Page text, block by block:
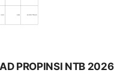
PROPINSI NTB 2026